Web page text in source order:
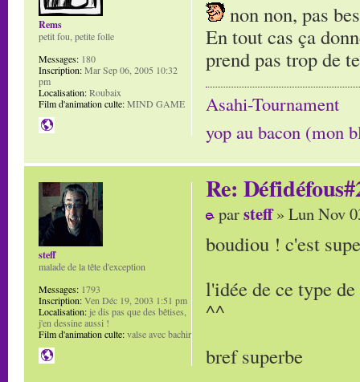
non non, pas
En tout cas ça
prend pas trop de
Asahi-Tournament
yop au bacon (mon
Rems
petit fou, petite folle
Messages: 180
Inscription:Mar Sep 06, 2005 10:32
pm
Localisation:Roubaix
Film d'animation culte:MIND GAME
Re:
parsteff» Lun Nov
boudiou ! c'est
l'idée de ce type
^^
bref superbe
steff
malade de la tête d'exception
Messages: 1793
Inscription:Ven Déc 19, 2003 1:51 pm
Localisation: je dis pas que des bêtises,
j'en dessine aussi !
Film d'animation culte:valse avec bachir